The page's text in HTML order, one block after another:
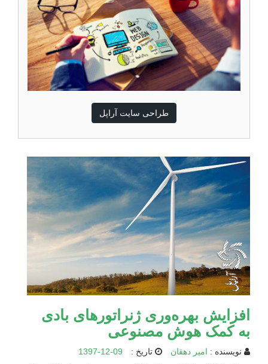
طراحی سایت آراپل
افزایش بهره‌وری ژنراتورهای بادی
به کمک هوش مصنوعی
نویسنده : امیر دهقان تاریخ :
1397-12-09